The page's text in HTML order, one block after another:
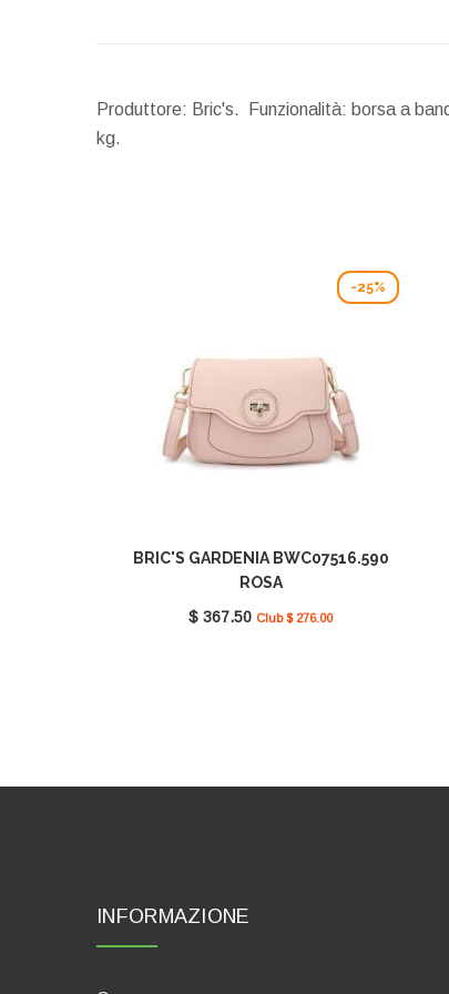
Produttore: Bric's. Funzionalità: borsa a
kg.
-25%
BRIC'S GARDENIA BWC07516.590
ROSA
$ 367.50 Club $ 276.00
INFORMAZIONE